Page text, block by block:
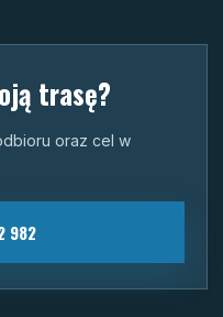
trasę?
oraz cel w
982